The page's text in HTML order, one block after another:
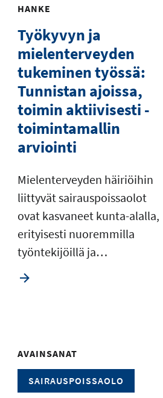
HANKE
Työkyvyn ja
mielenterveyden
tukeminen työssä:
Tunnistan ajoissa,
toimin aktiivisesti -
toimintamallin
arviointi
Mielenterveyden häiriöihin
liittyvät sairauspoissaolot
ovat kasvaneet kunta-alalla,
erityisesti nuoremmilla
työntekijöillä ja…
AVAINSANAT
SAIRAUSPOISSAOLO